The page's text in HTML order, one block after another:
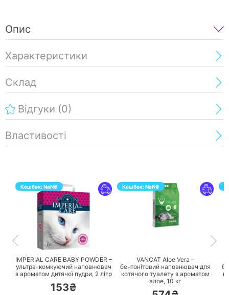
Опис
Характеристики
Склад
Відгуки (0)
Властивості
Кешбек:NaN₴
ПЕРЕЙТИ
IMPERIAL CARE BABY POWDER –
ультра-комкуючий наповнювач
з ароматом дитячої пудри, 2 літр
153₴
Кешбек:NaN₴
VANCAT Aloe Vera –
бентонітовий наповнювач для
котячого туалету з ароматом
алое, 10 кг